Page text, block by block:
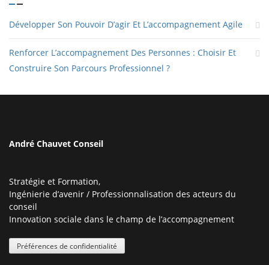
Développer Son Pouvoir D’agir Et L’accompagnement Agile
Renforcer L’accompagnement Des Personnes : Choisir Et
Construire Son Parcours Professionnel ?
André Chauvet Conseil
Stratégie et Formation,
Ingénierie d’avenir / Professionnalisation des acteurs du
conseil
Innovation sociale dans le champ de l’accompagnement
Préférences de confidentialité